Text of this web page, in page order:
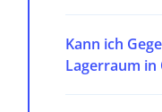
Kann ich
Lagerraum in